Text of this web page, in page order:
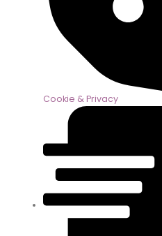
Cookie & Privacy